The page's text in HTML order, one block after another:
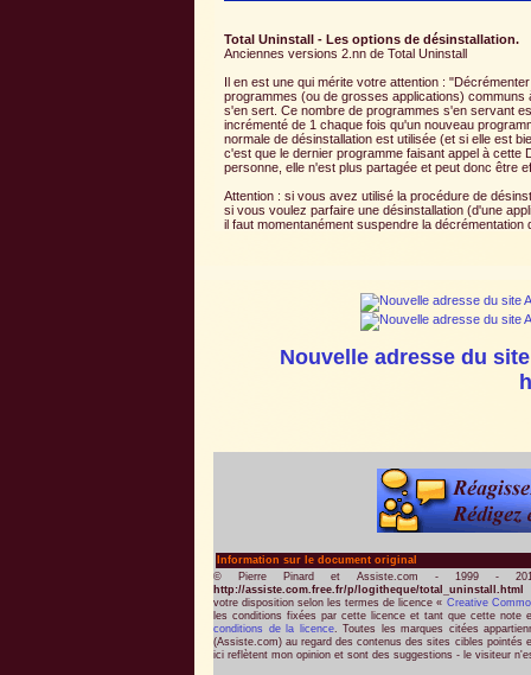
Total Uninstall - Les options de désinstallation.
Anciennes versions 2.nn de Total Uninstall
Il en est une qui mérite votre attention :
programmes (ou de grosses applications)
s'en sert. Ce nombre de programmes s'en servant
incrémenté de 1 chaque fois qu'un nouveau
normale de désinstallation est utilisée (et si elle est
c'est que le dernier programme faisant appel à cette
personne, elle n'est plus partagée et peut donc être
Attention : si vous avez utilisé la procédure de
si vous voulez parfaire une désinstallation (d'une
il faut momentanément suspendre la
Nouvelle adresse du
Information sur le document original
© Pierre Pinard et Assiste.com - 1999 -
http://assiste.com.free.fr/p/logitheque/total_uninstall.html
votre disposition selon les termes de licence « Creative
les conditions fixées par cette licence et tant que cette note
conditions de la licence. Toutes les marques citées
(Assiste.com) au regard des contenus des sites cibles pointés
ici reflètent mon opinion et sont des suggestions - le visiteur